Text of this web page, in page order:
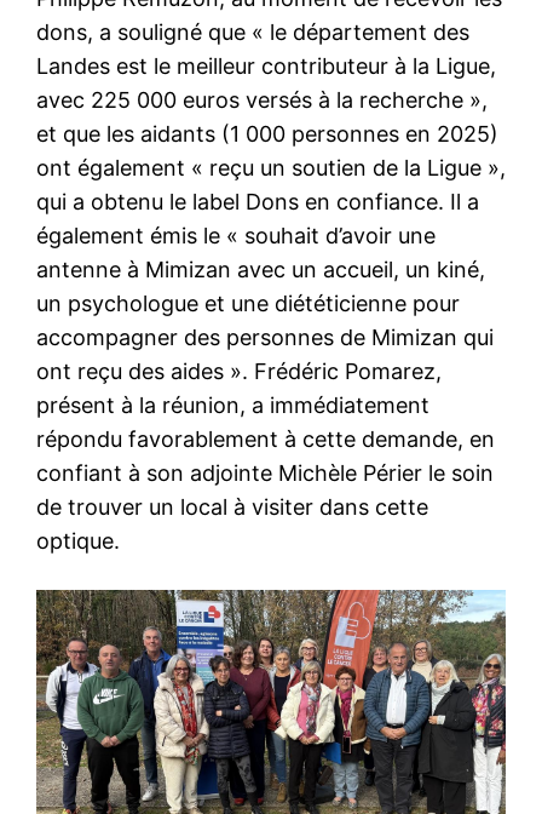
dons, a souligné que « le département des
Landes est le meilleur contributeur à la Ligue,
avec 225 000 euros versés à la recherche »,
et que les aidants (1 000 personnes en 2025)
ont également « reçu un soutien de la Ligue »,
qui a obtenu le label Dons en confiance. Il a
également émis le « souhait d’avoir une
antenne à Mimizan avec un accueil, un kiné,
un psychologue et une diététicienne pour
accompagner des personnes de Mimizan qui
ont reçu des aides ». Frédéric Pomarez,
présent à la réunion, a immédiatement
répondu favorablement à cette demande, en
confiant à son adjointe Michèle Périer le soin
de trouver un local à visiter dans cette
optique.